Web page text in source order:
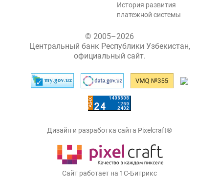
История развития
платежной системы
© 2005–2026
Центральный банк Республики Узбекистан,
официальный сайт.
Дизайн и разработка сайта Pixelcraft®
Сайт работает на 1C-Битрикс